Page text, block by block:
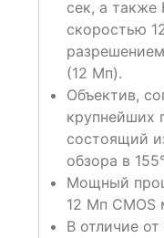
сек, а также
скоростью
(12 Мп).
Объектив,
крупнейших
состоящий
обзора в
Мощный
12 Мп CMOS
В отличие